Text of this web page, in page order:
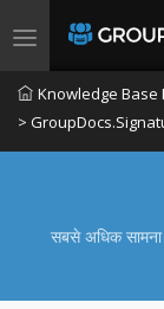
Toggle
Knowledge Base
>
सबसे अधिक सामना